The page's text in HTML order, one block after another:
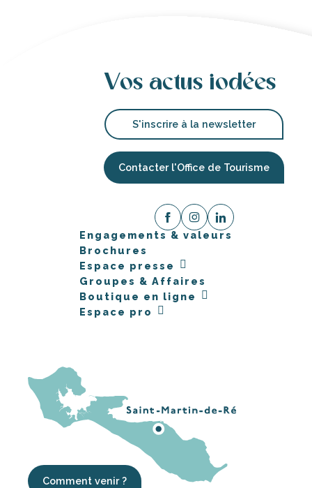
Vos actus iodées
S'inscrire à la newsletter
Contacter l'Office de Tourisme
Engagements & valeurs
Brochures
Espace presse
Groupes & Affaires
Boutique en ligne
Espace pro
Comment venir ?